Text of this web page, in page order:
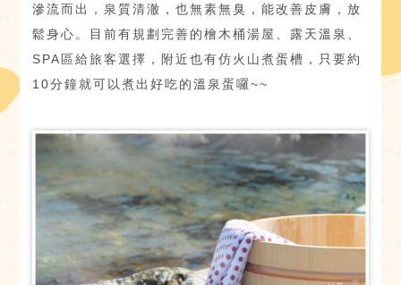
滲流而出，泉質清澈，也無素無臭，能改善皮膚，放
鬆身心。目前有規劃完善的檜木桶湯屋、露天溫泉、
SPA區給旅客選擇，附近也有仿火山煮蛋槽，只要約
10分鐘就可以煮出好吃的溫泉蛋囉~~